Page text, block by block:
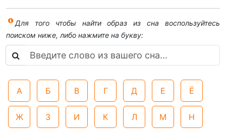
Для того чтобы найти образ из сна воспользуйтесь
поиском ниже, либо нажмите на букву:
А Б В Г Д Е Ё
Ж З И К Л М Н